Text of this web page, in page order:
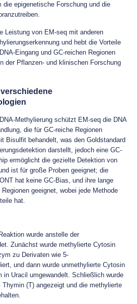
die epigenetische Forschung und die
Leistung von EM-seq mit anderen
und hebt die Vorteile
Eingang und GC-reichen Regionen
der Pflanzen- und klinischen Forschung
Methylierung schützt EM-seq die DNA
die für GC-reiche Regionen
Bisulfit behandelt, was den Goldstandard
darstellt, jedoch eine GC-
ermöglicht die gezielte Detektion von
ist für große Proben geeignet; die
hat keine GC-Bias, und ihre lange
geeignet, wobei jede Methode
hat.
wurde anstelle der
Zunächst wurde methylierte Cytosin
zu Derivaten wie 5-
und dann wurde unmethylierte Cytosin
in Uracil umgewandelt. Schließlich wurde
(T) angezeigt und die methylierte